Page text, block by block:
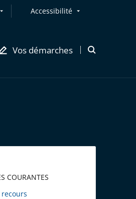
Accessibilité
Vos démarches
Ouvrir
COURANTES